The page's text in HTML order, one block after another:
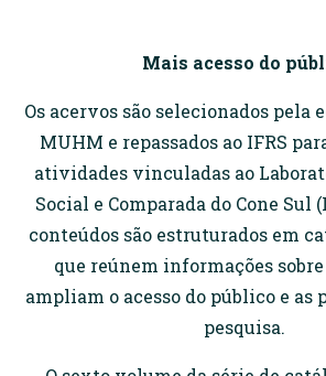
Mais acesso do
Os acervos são selecionados pela
MUHM e repassados ao IFRS
atividades vinculadas ao
Social e Comparada do Cone Sul
conteúdos são estruturados em
que reúnem informações sobre
ampliam o acesso do público e as
pesquisa.